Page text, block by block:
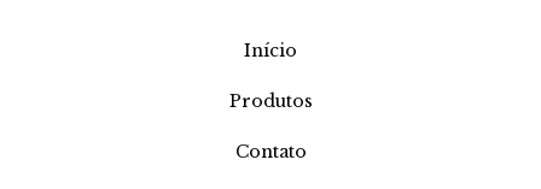
Início
Produtos
Contato